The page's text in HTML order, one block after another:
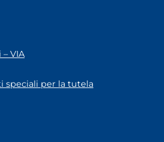
VIA
speciali per la tutela